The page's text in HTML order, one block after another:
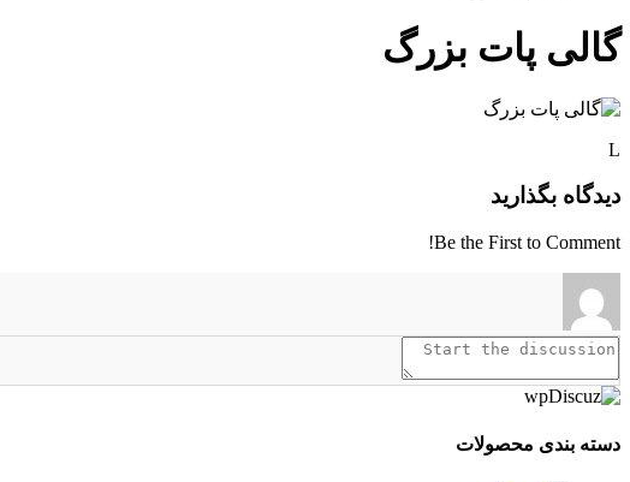
گالی پات بزرگ
L
دیدگاه بگذارید
Be the First to Comment!
دسته بندی محصولات